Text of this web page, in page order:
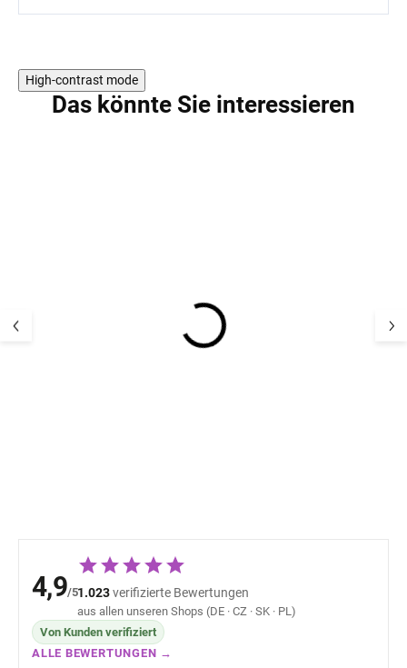
High-contrast mode
Das könnte Sie interessieren
4,9/51.023verifizierte Bewertungen
aus allen unseren Shops (DE · CZ · SK · PL)
Von Kunden verifiziert
ALLE BEWERTUNGEN →